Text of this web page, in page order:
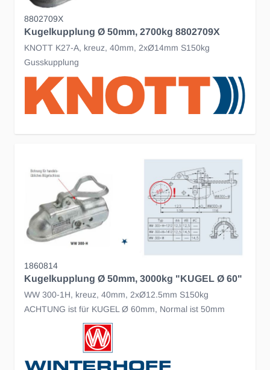
8802709X
Kugelkupplung Ø 50mm, 2700kg 8802709X
KNOTT K27-A, kreuz, 40mm, 2xØ14mm S150kg
Gusskupplung
1860814
Kugelkupplung Ø 50mm, 3000kg "KUGEL Ø 60"
WW 300-1H, kreuz, 40mm, 2xØ12.5mm S150kg
ACHTUNG ist für KUGEL Ø 60mm, Normal ist 50mm